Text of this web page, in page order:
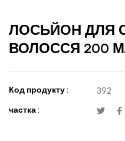
ЛОСЬЙОН ДЛЯ
ВОЛОССЯ 200
Код продукту : 392
частка :